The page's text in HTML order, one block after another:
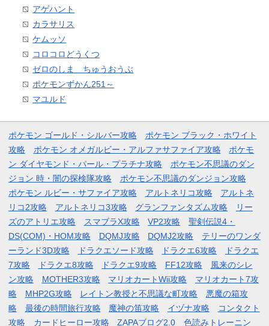
アゲハント
カラサリス
ケムッソ
コロコロどうくつ
ゼロのしま ちゅうおうぶ
ポケモンずかん251～
マユルド
ポケモン ゴールド・シルバー攻略
ポケモン ブラック・ホワイト
攻略
ポケモン オメガルビー・アルファサファイア攻略
ポケモ
ン ダイヤモンド・パール・プラチナ攻略
ポケモン不思議のダン
ジョン 時・闇の探検隊攻略
ポケモン不思議のダンジョン攻略
ポケモン ルビー・サファイア攻略
アルトネリコ攻略
アルトネ
リコ2攻略
アルトネリコ3攻略 グランファンタズム攻略
リー
ズのアトリエ攻略
スマブラX攻略 VP2攻略
聖剣伝説4・
DS(COM)・HOM攻略
DQMJ攻略 DQMJ2攻略
テリーのワンダ
ーランド3D攻略
ドラクエソード攻略 ドラクエ6攻略
ドラクエ
7攻略
ドラクエ8攻略 ドラクエ9攻略 FF12攻略
風来のシレ
ン攻略
MOTHER3攻略 マリオカートWii攻略
マリオカート7攻
略
MHP2G攻略 レイトン教授と不思議な町攻略
悪魔の箱攻
略
最後の時間旅行攻略 魔神の笛攻略 イヅナ攻略
コンタクト
攻略
カードヒーロー攻略 ZAPAブログ2.0 色読みトレーニン